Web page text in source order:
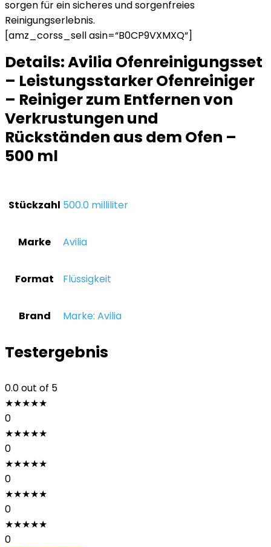
sorgen für ein sicheres und sorgenfreies
Reinigungserlebnis.
[amz_corss_sell asin=“B0CP9VXMXQ“]
Details:Avilia Ofenreinigungsset
– Leistungsstarker Ofenreiniger
– Reiniger zum Entfernen von
Verkrustungen und
Rückständen aus dem Ofen –
500 ml
Stückzahl ‎500.0 milliliter
Marke ‎Avilia
Format ‎Flüssigkeit
Brand Marke: Avilia
Testergebnis
0.0out of 5
★★★★★
0
★★★★★
0
★★★★★
0
★★★★★
0
★★★★★
0